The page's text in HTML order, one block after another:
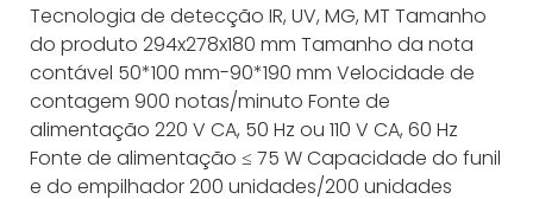
Tecnologia de detecção IR, UV, MG, MT Tamanho
do produto 294x278x180 mm Tamanho da nota
contável 50*100 mm-90*190 mm Velocidade de
contagem 900 notas/minuto Fonte de
alimentação 220 V CA, 50 Hz ou 110 V CA, 60 Hz
Fonte de alimentação ≤ 75 WCapacidade do funil
e do empilhador200 unidades/200 unidades